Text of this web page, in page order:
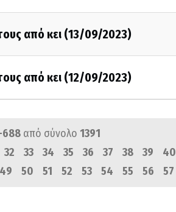
από κει (13/09/2023)
από κει (12/09/2023)
688 από σύνολο 1391
32 33 34 35 36 37 38 39 40
49 50 51 52 53 54 55 56 57